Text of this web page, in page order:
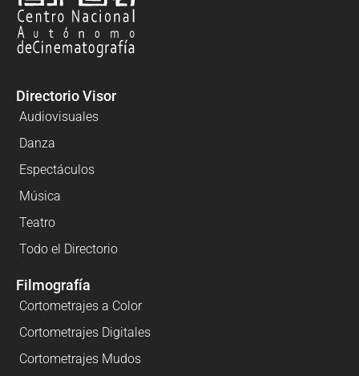
Directorio Visor
Audiovisuales
Danza
Espectáculos
Música
Teatro
Todo el Directorio
Filmografía
Cortometrajes a Color
Cortometrajes Digitales
Cortometrajes Mudos